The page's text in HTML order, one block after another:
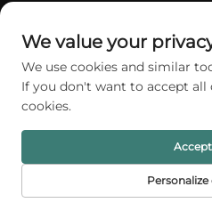
+86-18802602550
[email protected]
Všechna práva vyhrazena © 2026 A1
soukromí
DOMOVSKÁ
We value your
We use cookies and similar
If you don't want to accept all
cookies.
Personalize